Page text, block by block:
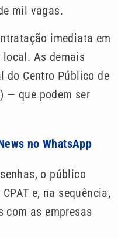
mil vagas.
imediata em
local. As demais
do Centro Público de
— que podem ser
no WhatsApp
o público
e, na sequência,
as empresas